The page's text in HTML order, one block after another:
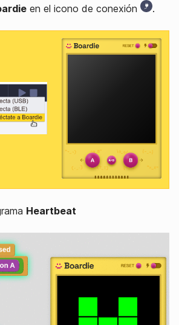
en el icono de conexión .
Heartbeat